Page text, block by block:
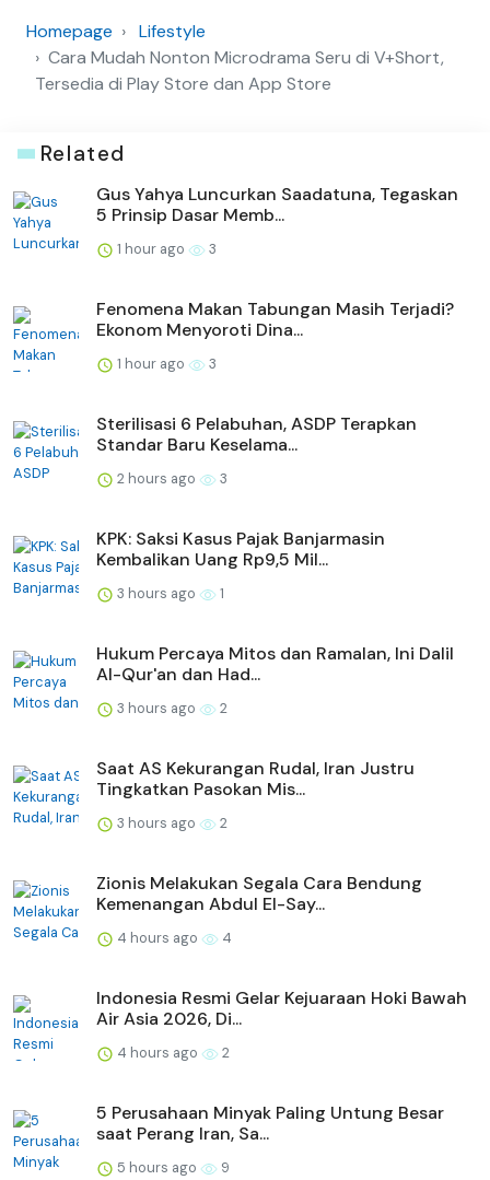
Homepage
Lifestyle
Cara Mudah Nonton Microdrama Seru di V+Short,
Tersedia di Play Store dan App Store
Related
Gus Yahya Luncurkan Saadatuna, Tegaskan
5 Prinsip Dasar Memb...
1 hour ago 3
Fenomena Makan Tabungan Masih Terjadi?
Ekonom Menyoroti Dina...
1 hour ago 3
Sterilisasi 6 Pelabuhan, ASDP Terapkan
Standar Baru Keselama...
2 hours ago 3
KPK: Saksi Kasus Pajak Banjarmasin
Kembalikan Uang Rp9,5 Mil...
3 hours ago 1
Hukum Percaya Mitos dan Ramalan, Ini Dalil
Al-Qur'an dan Had...
3 hours ago 2
Saat AS Kekurangan Rudal, Iran Justru
Tingkatkan Pasokan Mis...
3 hours ago 2
Zionis Melakukan Segala Cara Bendung
Kemenangan Abdul El-Say...
4 hours ago 4
Indonesia Resmi Gelar Kejuaraan Hoki Bawah
Air Asia 2026, Di...
4 hours ago 2
5 Perusahaan Minyak Paling Untung Besar
saat Perang Iran, Sa...
5 hours ago 9